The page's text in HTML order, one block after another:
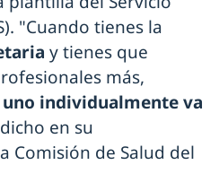
"Cuando tienes la
y tienes que
más,
individualmente va
en su
Comisión de Salud del